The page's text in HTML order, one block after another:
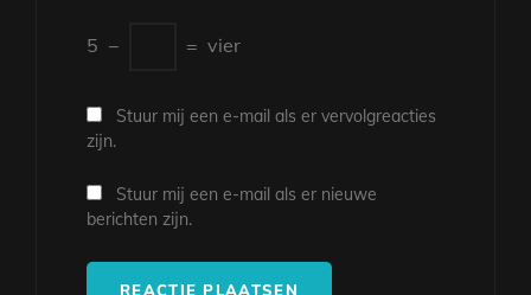
5 − = vier
Stuur mij een e-mail als er vervolgreacties
zijn.
Stuur mij een e-mail als er nieuwe
berichten zijn.